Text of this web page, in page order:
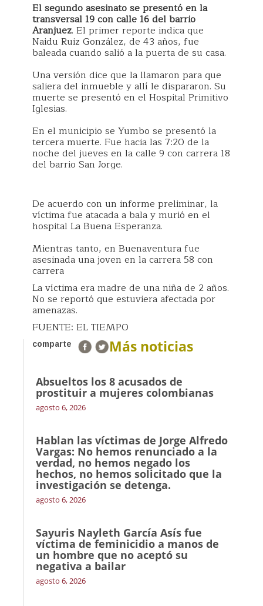
El segundo asesinato se presentó en la
transversal 19 con calle 16 del barrio
Aranjuez. El primer reporte indica que
Naidu Ruiz González, de 43 años, fue
baleada cuando salió a la puerta de su casa.
Una versión dice que la llamaron para que
saliera del inmueble y allí le dispararon. Su
muerte se presentó en el Hospital Primitivo
Iglesias.
En el municipio se Yumbo se presentó la
tercera muerte. Fue hacia las 7:20 de la
noche del jueves en la calle 9 con carrera 18
del barrio San Jorge.
De acuerdo con un informe preliminar, la
víctima fue atacada a bala y murió en el
hospital La Buena Esperanza.
Mientras tanto, en Buenaventura fue
asesinada una joven en la carrera 58 con
carrera
La víctima era madre de una niña de 2 años.
No se reportó que estuviera afectada por
amenazas.
FUENTE: EL TIEMPO
comparte Más noticias
Absueltos los 8 acusados de
prostituir a mujeres colombianas
agosto 6, 2026
Hablan las víctimas de Jorge Alfredo
Vargas: No hemos renunciado a la
verdad, no hemos negado los
hechos, no hemos solicitado que la
investigación se detenga.
agosto 6, 2026
Sayuris Nayleth García Asís fue
víctima de feminicidio a manos de
un hombre que no aceptó su
negativa a bailar
agosto 6, 2026